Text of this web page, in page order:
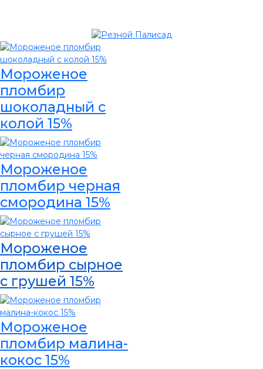
Мороженое
пломбир
шоколадный с
колой 15%
Мороженое
пломбир черная
смородина 15%
Мороженое
пломбир сырное
с грушей 15%
Мороженое
пломбир малина-
кокос 15%